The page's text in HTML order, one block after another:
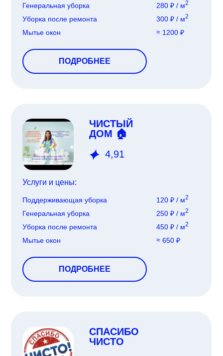
Генеральная уборка
Уборка после ремонта
Мытье окон
280 ₽ / м2
300 ₽ / м2
≈ 1200 ₽
Поддерживающая уборка
Генеральная уборка
Уборка после ремонта
Мытье окон
120 ₽ / м2
250 ₽ / м2
450 ₽ / м2
≈ 650 ₽
ПОДРОБНЕЕ
ЧИСТЫЙ
ДОМ 🏠
Услуги и цены:
4,91
ПОДРОБНЕЕ
СПАСИБО
ЧИСТО